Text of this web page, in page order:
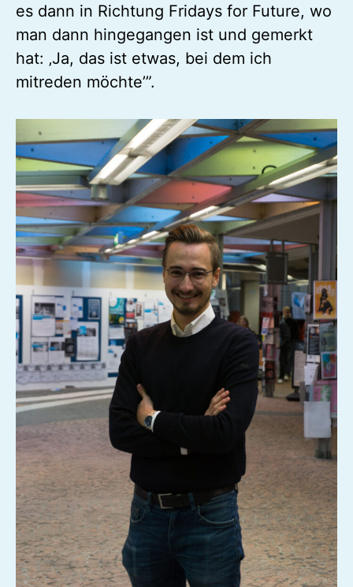
es dann in Richtung Fridays for Future, wo
man dann hingegangen ist und gemerkt
hat: ‚Ja, das ist etwas, bei dem ich
mitreden möchte’”.